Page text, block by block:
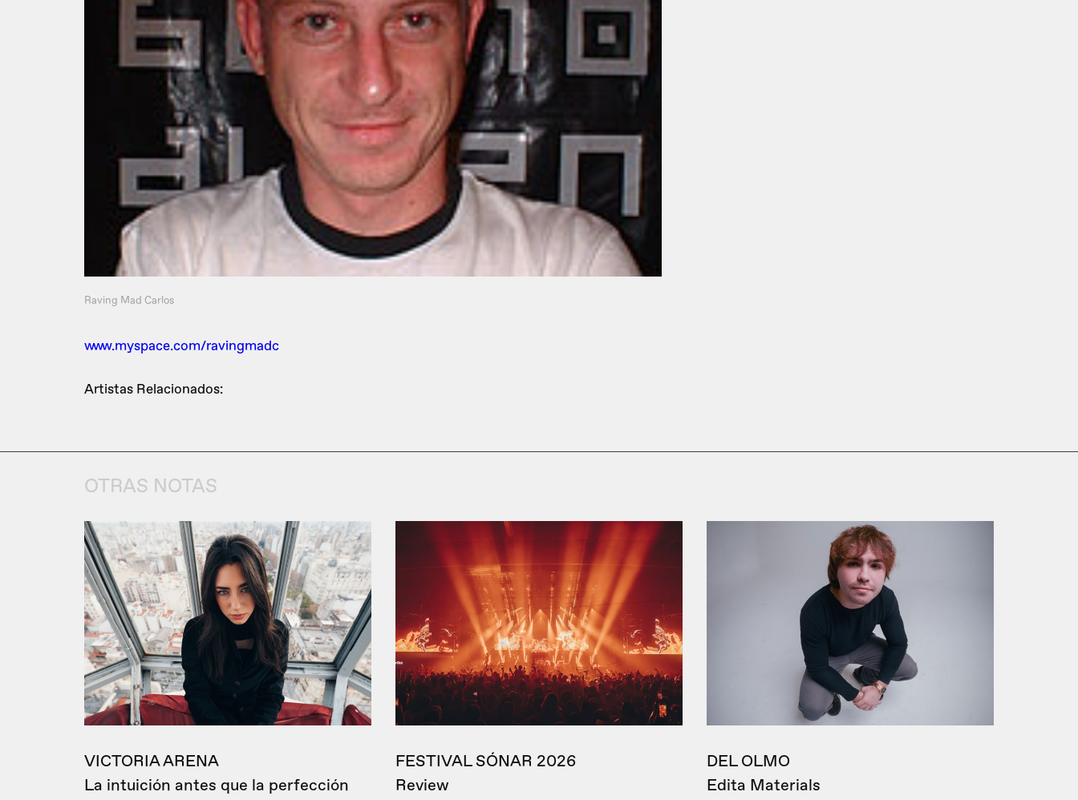
Raving Mad Carlos
www.myspace.com/ravingmadc
Artistas Relacionados:
OTRAS NOTAS
VICTORIA ARENA
La intuición antes que la perfección
FESTIVAL SÓNAR 2026
Review
DEL OLMO
Edita Materials